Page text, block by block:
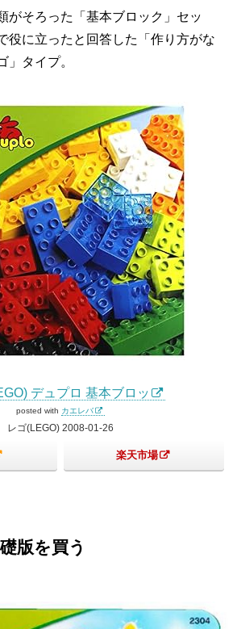
がそろった「基本ブロック」セッ
役に立ったと回答した「作り方がな
」タイプ。
デュプロ 基本ブロッ
posted with カエレバ
レゴ(LEGO) 2008-01-26
楽天市場
版を買う